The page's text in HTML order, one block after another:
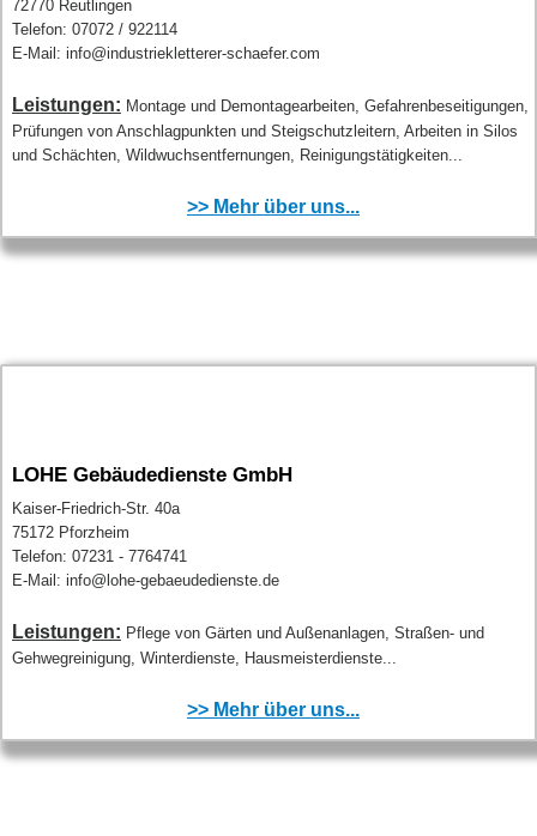
72770 Reutlingen
Telefon: 07072 / 922114
E-Mail: info@industriekletterer-schaefer.com
Leistungen: Montage und Demontagearbeiten, Gefahrenbeseitigungen,
Prüfungen von Anschlagpunkten und Steigschutzleitern, Arbeiten in Silos
und Schächten, Wildwuchsentfernungen, Reinigungstätigkeiten...
>> Mehr über uns...
LOHE Gebäudedienste GmbH
Kaiser-Friedrich-Str. 40a
75172 Pforzheim
Telefon: 07231 - 7764741
E-Mail: info@lohe-gebaeudedienste.de
Leistungen: Pflege von Gärten und Außenanlagen, Straßen- und
Gehwegreinigung, Winterdienste, Hausmeisterdienste...
>> Mehr über uns...